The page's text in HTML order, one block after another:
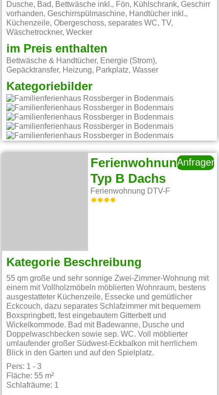
Dusche, Bad, Bettwäsche inkl., Fön, Kühlschrank, Geschirr
vorhanden, Geschirrspülmaschine, Handtücher inkl.,
Küchenzeile, Obergeschoss, separates WC, TV,
Wäschetrockner, Wecker
im Preis enthalten
Bettwäsche & Handtücher, Energie (Strom),
Gepäcktransfer, Heizung, Parkplatz, Wasser
Kategoriebilder
Ferienwohnung
Typ B Dachs
Ferienwohnung DTV-F
Anfragen
Kategorie Beschreibung
55 qm große und sehr sonnige Zwei-Zimmer-Wohnung mit
einem mit Vollholzmöbeln möblierten Wohnraum, bestens
ausgestatteter Küchenzeile, Essecke und gemütlicher
Eckcouch, dazu separates Schlafzimmer mit bequemem
Boxspringbett, fest eingebautem Gitterbett und
Wickelkommode. Bad mit Badewanne, Dusche und
Doppelwaschbecken sowie sep. WC. Voll möblierter
umlaufender großer Südwest-Eckbalkon mit herrlichem
Blick in den Garten und auf den Spielplatz.
Pers: 1 - 3
Fläche: 55 m²
Schlafräume: 1